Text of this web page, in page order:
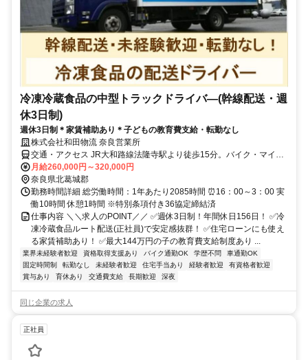
冷凍冷蔵食品の中型トラックドライバ―(幹線配送・週
休3日制)
週休3日制＊家賃補助あり＊子どもの教育費支給・転勤なし
株式会社和田物流 奈良営業所
交通・アクセス JR大和路線法隆寺駅より徒歩15分。バイク・マイカ
ー通勤可
月給260,000円～320,000円
奈良県北葛城郡
勤務時間詳細 総労働時間：1年あたり2085時間 ⏰16：00～3：00 実
働10時間 休憩1時間 ※特別条項付き36協定締結済
仕事内容 ＼＼求人のPOINT／／ ✅週休3日制！年間休日156日！ ✅冷
凍冷蔵食品ルート配送(正社員)で安定感抜群！ ✅住宅ローンにも使え
る家賃補助あり！ ✅最大144万円の子の教育費支給制度あり ...
業界未経験者歓迎 資格取得支援あり バイク通勤OK 学歴不問
車通勤OK
固定時間制
転勤なし 未経験者歓迎 住宅手当あり 経験者歓迎
有資格者歓迎
賞与あり
育休あり 交通費支給 長期歓迎 深夜
同じ企業の求人
正社員